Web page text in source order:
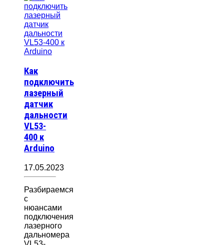
Как
подключить
лазерный
датчик
дальности
VL53-
400 к
Arduino
17.05.2023
Разбираемся
с
нюансами
подключения
лазерного
дальномера